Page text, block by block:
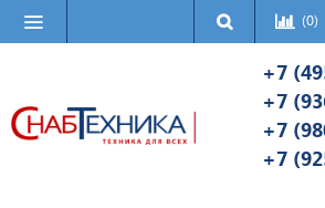
(0)
+7
+7
+7
+7